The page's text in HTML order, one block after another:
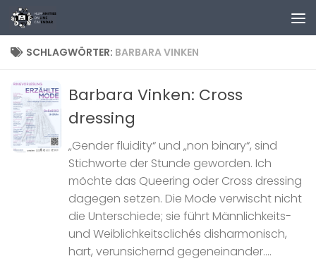
Zum Inhalt springen
SCHLAGWÖRTER: BARBARA VINKEN
Barbara Vinken: Cross
dressing
„Gender fluidity“ und „non binary“, sind
Stichworte der Stunde geworden. Ich
möchte das Queering oder Cross dressing
dagegen setzen. Die Mode verwischt nicht
die Unterschiede; sie führt Männlichkeits-
und Weiblichkeitsclichés disharmonisch,
hart, verunsichernd gegeneinander....